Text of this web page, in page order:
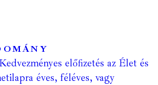
előfizetés az Élet és
éves, féléves, vagy